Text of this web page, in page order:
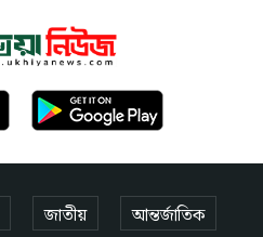
জাতীয় আন্তর্জাতিক